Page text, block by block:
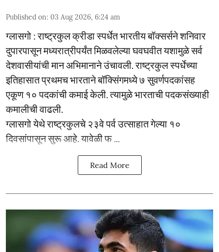
Published on: 03 Aug 2026, 6:24 am
ग्लासगो : राष्ट्रकुल क्रीडा स्पर्धेत भारतीय बॉक्सर्सने शनिवार
दुपारपासून मध्यरात्रीपर्यंत मिळवलेल्या घवघवीत यशामुळे सर्व
देशवासीयांची मान अभिमानाने उंचावली. राष्ट्रकुल स्पर्धेच्या
इतिहासात प्रथमच भारताने बॉक्सिंगमध्ये ७ सुवर्णपदकांसह
एकूण १० पदकांची कमाई केली. त्यामुळे भारताची पदकसंख्याही
कमालीची वाढली.
ग्लासगो येथे राष्ट्रकुलचे २३वे पर्व उत्साहात गेल्या १०
दिवसांपासून सुरू आहे. यावेळी फ ...
Read More